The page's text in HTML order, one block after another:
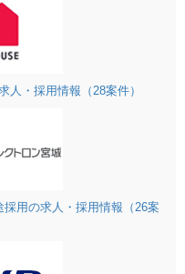
人・採用情報（28案件）
用の求人・採用情報（26案